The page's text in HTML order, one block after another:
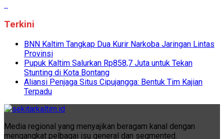
Terkini
BNN Kaltim Tangkap Dua Kurir Narkoba Jaringan Lintas
Provinsi
Pupuk Kaltim Salurkan Rp858,7 Juta untuk Tekan
Stunting di Kota Bontang
Aliansi Penjaga Situs Cipujangga: Bentuk Tim Kajian
Terpadu
Media regional yang menyajikan beragam kanal dengan
mengangkat pelbagai isu general dan segmented.